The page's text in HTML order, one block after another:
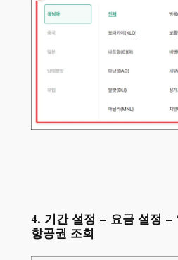
4. 기간 설정 – 요금 설정
항공권 조회